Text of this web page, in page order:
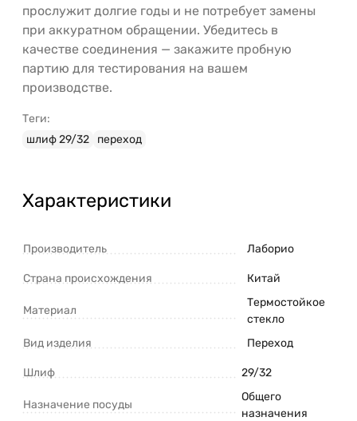
прослужит долгие годы и не потребует замены
при аккуратном обращении. Убедитесь в
качестве соединения — закажите пробную
партию для тестирования на вашем
производстве.
Теги:
шлиф 29/32
переход
Характеристики
Производитель Лаборио
Страна происхождения Китай
Материал
Термостойкое
стекло
Вид изделия
Переход
Шлиф 29/32
Назначение посуды
Общего
назначения